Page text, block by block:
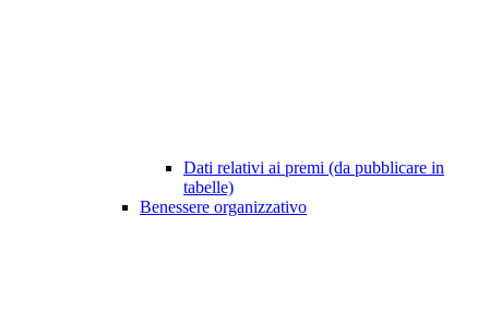
Dati relativi ai premi (da pubblicare in
tabelle)
Benessere organizzativo